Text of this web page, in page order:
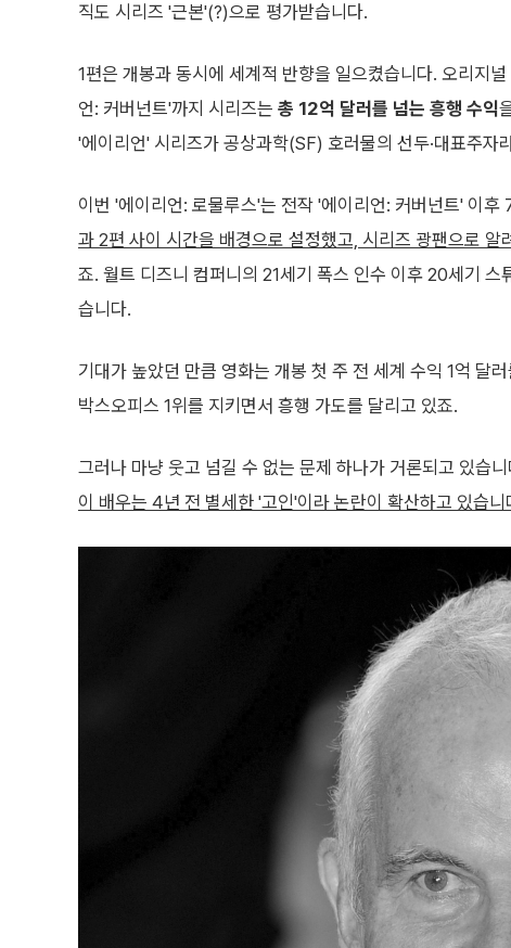
직도 시리즈 '근본'(?)으로 평가받습니다.
1편은 개봉과 동시에 세계적 반향을 일으켰습니다. 오리지
언: 커버넌트'까지 시리즈는 총 12억 달러를 넘는 흥행 수익
'에이리언' 시리즈가 공상과학(SF) 호러물의 선두·대표주자
이번 '에이리언: 로물루스'는 전작 '에이리언: 커버넌트' 이
과 2편 사이 시간을 배경으로 설정했고, 시리즈 광팬으로 알
죠. 월트 디즈니 컴퍼니의 21세기 폭스 인수 이후 20세기
습니다.
기대가 높았던 만큼 영화는 개봉 첫 주 전 세계 수익 1억 달
박스오피스 1위를 지키면서 흥행 가도를 달리고 있죠.
그러나 마냥 웃고 넘길 수 없는 문제 하나가 거론되고 있습니
이 배우는 4년 전 별세한 '고인'이라 논란이 확산하고 있습니